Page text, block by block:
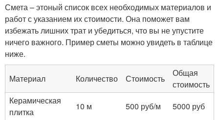
Смета – этоный список всех необходимых материалов и
работ с указанием их стоимости. Она поможет вам
избежать лишних трат и убедиться, что вы не упустите
ничего важного. Пример сметы можно увидеть в таблице
ниже.
Материал Количество Стоимость
Общая
стоимость
Керамическая
плитка
10 м 500 руб/м
5000 руб